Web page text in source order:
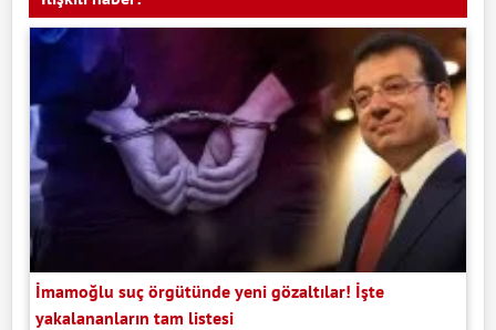
İmamoğlu suç örgütünde yeni gözaltılar! İşte
yakalananların tam listesi